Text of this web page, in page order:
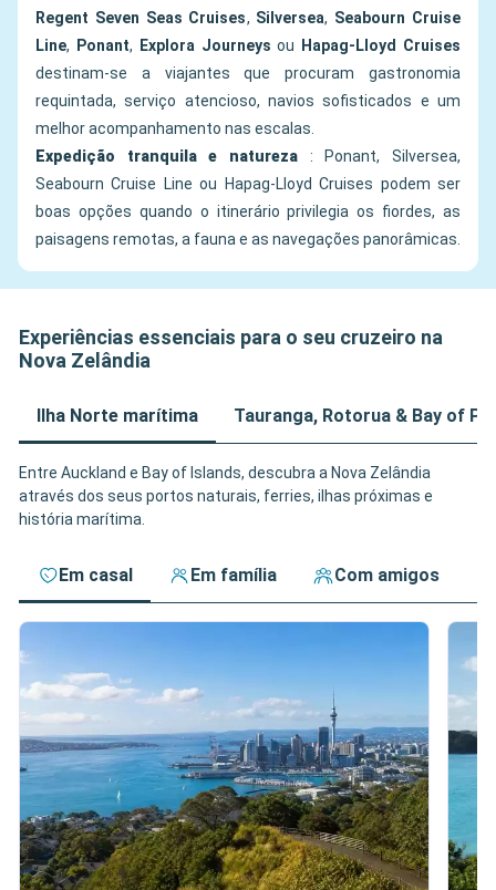
Regent Seven Seas Cruises, Silversea, Seabourn Cruise
Line, Ponant, Explora Journeys ou
Hapag-Lloyd Cruises
destinam-se a viajantes que procuram gastronomia
requintada, serviço atencioso, navios sofisticados e um
melhor acompanhamento nas escalas.
Expedição tranquila e natureza : Ponant, Silversea,
Seabourn Cruise Line ou Hapag-Lloyd Cruises podem ser
boas opções quando o itinerário privilegia os fiordes, as
paisagens remotas, a fauna e as navegações panorâmicas.
Experiências essenciais para o seu cruzeiro na
Nova Zelândia
Ilha Norte marítima Tauranga, Rotorua & Bay of
Entre Auckland e Bay of Islands, descubra a Nova Zelândia
através dos seus portos naturais, ferries, ilhas próximas e
história marítima.
Em casal Em família Com amigos